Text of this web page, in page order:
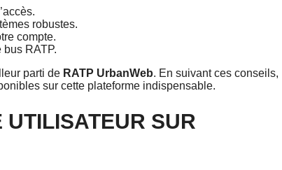
robustes.
compte.
bus RATP.
parti de RATP UrbanWeb. En suivant ces conseils,
sur cette plateforme indispensable.
UTILISATEUR SUR